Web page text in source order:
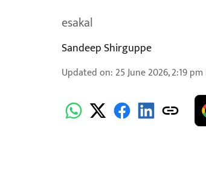
esakal
Sandeep Shirguppe
Updated on: 25 June 2026, 2:19 pm